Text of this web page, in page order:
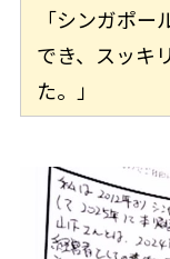
「シンガポ
でき、スッキ
た。」